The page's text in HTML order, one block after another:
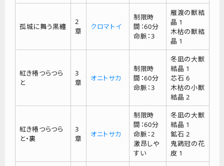
孤城に舞う黒纏
2
章
クロマトイ
制限時
間：60分
命脈：3
雁渡の獣結
晶 1
木枯の獣結
晶 1
紅き椿つらつら
と
3
章
オニトサカ
制限時
間：60分
命脈：3
冬凪の大獣
結晶 1
芯石 6
木枯の小獣
結晶 2
紅き椿つらつら
と・裏
3
章
オニトサカ
制限時
間：60分
命脈：2
激昂しや
すい
冬凪の大獣
結晶 1
鉱石 2
鬼鶏冠の花
皮 1